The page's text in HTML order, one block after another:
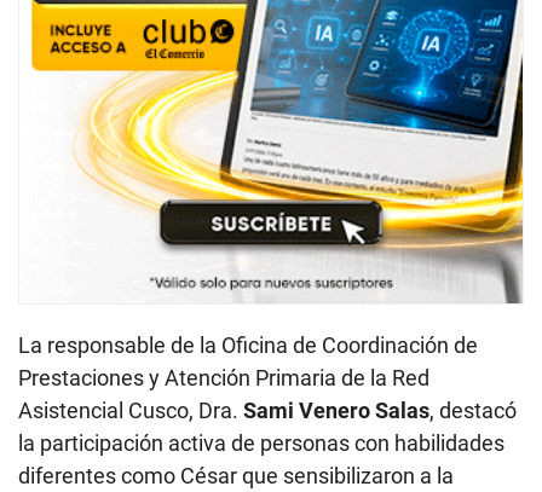
La responsable de la Oficina de Coordinación de
Prestaciones y Atención Primaria de la Red
Asistencial Cusco, Dra. Sami Venero Salas, destacó
la participación activa de personas con habilidades
diferentes como César que sensibilizaron a la